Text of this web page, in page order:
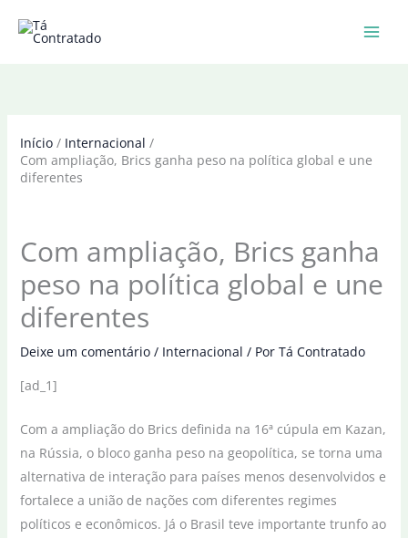
para
Início
Internacional
Com ampliação, Brics ganha peso na política global e une
diferentes
Com ampliação, Brics ganha
peso na política global e une
diferentes
Deixe um comentário / Internacional / Por Tá Contratado
[ad_1]
Com a ampliação do Brics definida na 16ª cúpula em Kazan,
na Rússia, o bloco ganha peso na geopolítica, se torna uma
alternativa de interação para países menos desenvolvidos e
fortalece a união de nações com diferentes regimes
políticos e econômicos. Já o Brasil teve importante trunfo ao